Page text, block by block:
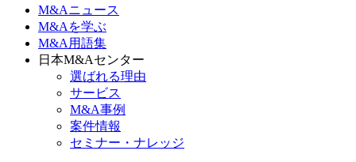
M&Aニュース
M&Aを学ぶ
M&A用語集
日本M&Aセンター
選ばれる理由
サービス
M&A事例
案件情報
セミナー・ナレッジ